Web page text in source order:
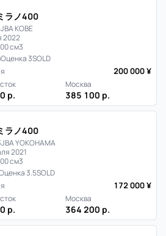
ラノ400
JBA KOBE
2022
см3
Оценка 3SOLD
200 000 ¥
р.
Москва
385 100 р.
ラノ400
JBA YOKOHAMA
2021
см3
3.5SOLD
172 000 ¥
р.
Москва
364 200 р.